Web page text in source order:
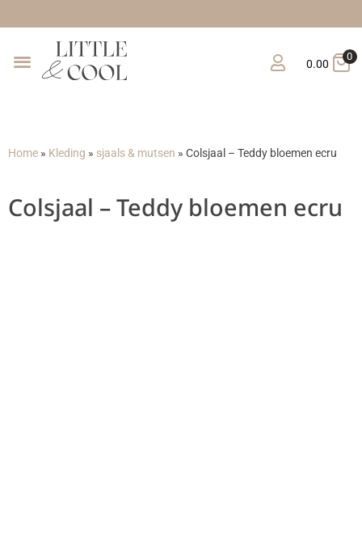
0.00
0
Home » Kleding » sjaals & mutsen » Colsjaal – Teddy bloemen ecru
Colsjaal – Teddy bloemen ecru